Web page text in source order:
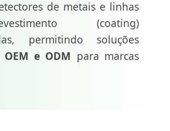
de metais e linhas
(coating)
permitindo soluções
OEM e ODM para marcas